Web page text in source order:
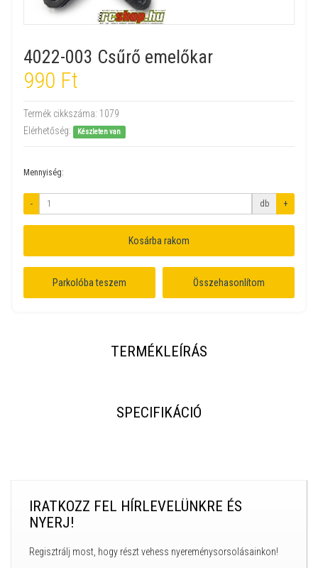
4022-003 Csűrő emelőkar
990 Ft
Termék cikkszáma: 1079
Elérhetőség:
Készleten van
Mennyiség:
- db +
Kosárba rakom
Parkolóba teszem Összehasonlítom
TERMÉKLEÍRÁS
SPECIFIKÁCIÓ
IRATKOZZ FEL HÍRLEVELÜNKRE ÉS
NYERJ!
Regisztrálj most, hogy részt vehess nyereménysorsolásainkon!